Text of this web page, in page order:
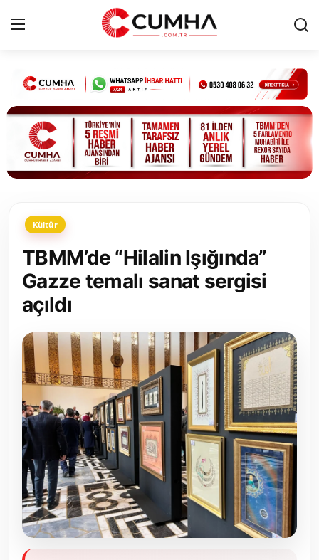
Kurumsal
Cumhurbaşkanlığı
Bakanlıklar
Siyasi Partiler
Yerel Yönetimler
Mülki İdare
Toplum ve Yaşam
Sivil Toplum Kuruluşları
Kamu Kurumları ve Üst Kurullar
Resmi Reklamlar
Kültür
TBMM’de “Hilalin Işığında”
Gazze temalı sanat sergisi
açıldı